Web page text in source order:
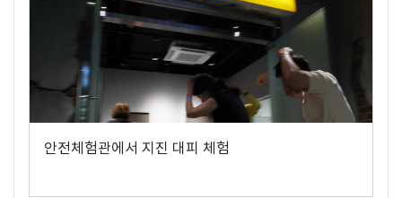
안전체험관에서 지진 대피 체험